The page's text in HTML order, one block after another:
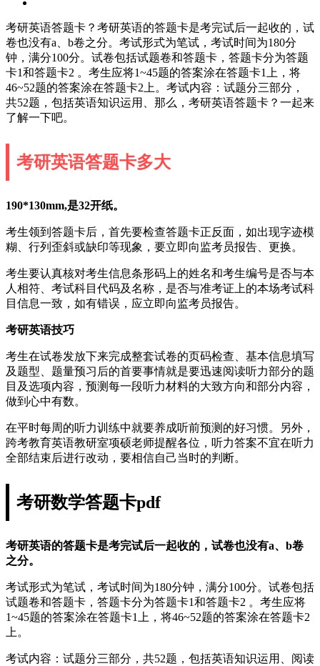
考研英语答题卡？考研英语的答题卡是考完试后一起收的，试
卷也没有a、b卷之分。考试形式为笔试，考试时间为180分
钟，满分100分。试卷包括试题卷和答题卡，答题卡分为答题
卡1和答题卡2 。考生应将1~45题的答案涂在答题卡1上，将
46~52题的答案涂在答题卡2上。考试内容：试题分三部分，
共52题，包括英语知识运用、那么，考研英语答题卡？一起来
了解一下吧。
考研英语答题卡多大
190*130mm,是32开纸。
考生领到答题卡后，首先要检查答题卡正反面，如出现字迹模
糊、行列歪斜或缺印等现象，要立即向监考员报告、更换。
考生要认真核对考生信息条形码上的姓名和考生编号是否与本
人相符、考试科目代码及名称，是否与准考证上的本场考试科
目信息一致，如有错误，应立即向监考员报告。
考研英语技巧
考生在试卷发放下来完成整套试卷的页码检查、基本信息填写
及题型、题量预习后的首要事情就是要迅速阅读听力部分的题
目及选项内容，预测每一段听力材料的大致方向和部分内容，
做到心中有数。
在平时每周的听力训练中就要养成听前预测的好习惯。另外，
跨考教育英语教研室项硕老师提醒各位，听力答案不宜在听力
全部结束后进行改动，要相信自己当时的判断。
考研数学答题卡pdf
考研英语的答题卡是考完试后一起收的，试卷也没有a、b卷
之分。
考试形式为笔试，考试时间为180分钟，满分100分。试卷包括
试题卷和答题卡，答题卡分为答题卡1和答题卡2 。考生应将
1~45题的答案涂在答题卡1上，将46~52题的答案涂在答题卡2
上。
考试内容：试题分三部分，共52题，包括英语知识运用、阅读